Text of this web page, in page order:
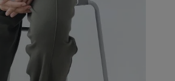
秋
メンズパジャマ
ガーゼ
ペアで
そろえたい
眠れる作務衣特集
前開き かぶり
返品・交換について